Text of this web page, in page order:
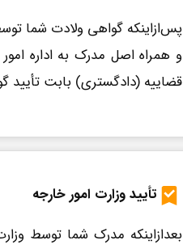
پس‌ازاینکه گواهی ولادت شما
و همراه اصل مدرک به اداره
قضاییه (دادگستری) بابت تأیید
تأیید وزارت امور خارجه
بعدازاینکه مدرک شما توسط